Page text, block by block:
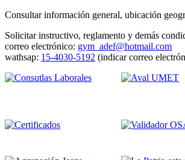
Consultar información general, ubicación
Solicitar instructivo, reglamento y demás
correo electrónico: gym_adef@hotmail.com
wathsap: 15-4030-5192 (indicar correo